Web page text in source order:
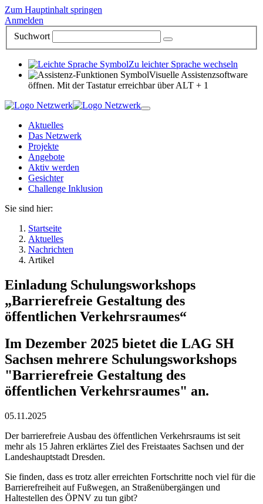
Zum Hauptinhalt springen
Anmelden
Suchwort
Zu leichter Sprache wechseln
Visuelle Assistenzsoftware
öffnen. Mit der Tastatur erreichbar über ALT + 1
Aktuelles
Das Netzwerk
Projekte
Angebote
Aktiv werden
Gesichter
Challenge Inklusion
Sie sind hier:
Startseite
Aktuelles
Nachrichten
Artikel
Einladung Schulungsworkshops
„Barrierefreie Gestaltung des
öffentlichen Verkehrsraumes“
Im Dezember 2025 bietet die LAG SH
Sachsen mehrere Schulungsworkshops
"Barrierefreie Gestaltung des
öffentlichen Verkehrsraumes" an.
05.11.2025
Der barrierefreie Ausbau des öffentlichen Verkehrsraums ist seit
mehr als 15 Jahren erklärtes Ziel des Freistaates Sachsen und der
Landeshauptstadt Dresden.
Sie finden, dass es trotz aller erreichten Fortschritte noch viel für die
Barrierefreiheit auf Fußwegen, an Straßenübergängen und
Haltestellen des ÖPNV zu tun gibt?